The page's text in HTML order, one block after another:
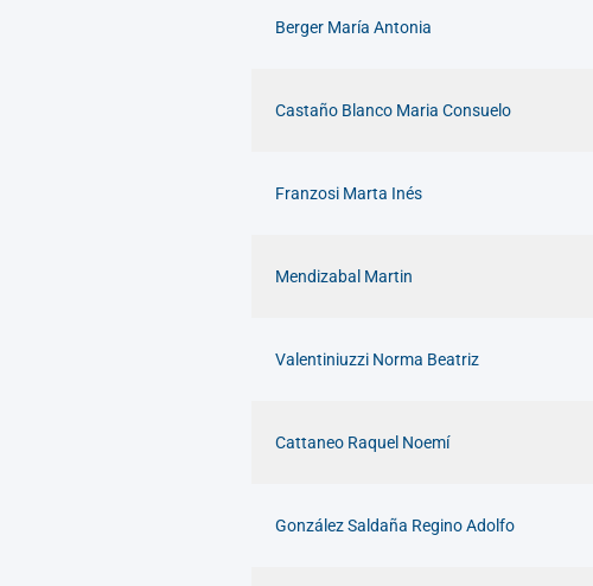
Berger María Antonia
Castaño Blanco Maria Consuelo
Franzosi Marta Inés
Mendizabal Martin
Valentiniuzzi Norma Beatriz
Cattaneo Raquel Noemí
González Saldaña Regino Adolfo